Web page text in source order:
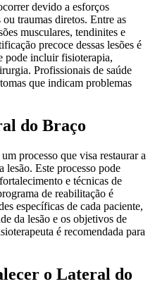
devido a esforços
traumas diretos. Entre as
musculares, tendinites e
precoce dessas lesões é
pode incluir fisioterapia,
Profissionais de saúde
que indicam problemas
do Braço
processo que visa restaurar a
lesão. Este processo pode
e técnicas de
de reabilitação é
específicas de cada paciente,
da lesão e os objetivos de
é recomendada para
o Lateral do